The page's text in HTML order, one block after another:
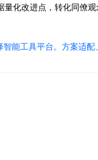
化改进点，转化同僚
能工具平台。方案适